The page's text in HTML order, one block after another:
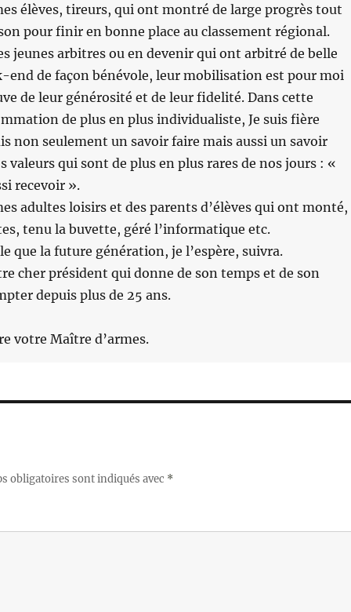
élèves, tireurs, qui ont montré de large progrès tout
pour finir en bonne place au classement régional.
jeunes arbitres ou en devenir qui ont arbitré de belle
end de façon bénévole, leur mobilisation est pour moi
de leur générosité et de leur fidelité. Dans cette
de plus en plus individualiste, Je suis fière
non seulement un savoir faire mais aussi un savoir
valeurs qui sont de plus en plus rares de nos jours : «
recevoir ».
adultes loisirs et des parents d’élèves qui ont monté,
tenu la buvette, géré l’informatique etc.
que la future génération, je l’espère, suivra.
cher président qui donne de son temps et de son
depuis plus de 25 ans.
votre Maître d’armes.
obligatoires sont indiqués avec *